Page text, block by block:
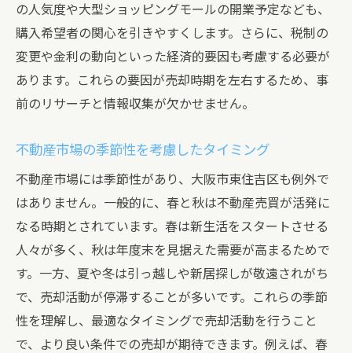
の人気度や大型ショッピングモールの開業予定なども、
購入希望者の関心を引きやすくします。さらに、税制の
変更や金利の動向といった経済的要因も考慮する必要が
あります。これらの要因が売却時期を左右するため、事
前のリサーチと情報収集が欠かせません。
不動産市場の季節性を考慮したタイミング
不動産市場には季節性があり、大阪市東住吉区も例外で
はありません。一般的に、春と秋は不動産売買が活発に
なる時期とされています。春は新生活をスタートさせる
人々が多く、秋は年度末を見据えた需要が高まるためで
す。一方、夏や冬は引っ越しや新居探しが敬遠されがち
で、売却活動が停滞することが多いです。これらの季節
性を理解し、最適なタイミングで売却活動を行うこと
で、より良い条件での売却が期待できます。例えば、春